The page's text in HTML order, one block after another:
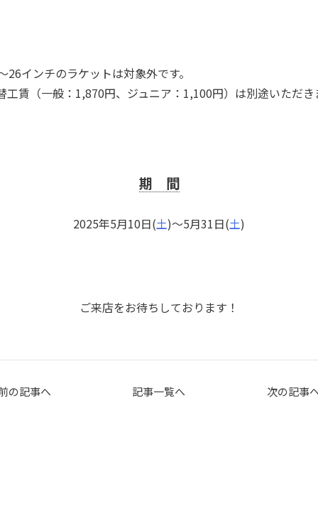
26インチのラケットは対象外です。
工賃（一般：1,870円、ジュニア：1,100円）は別途いただき
期 間
2025年5月10日(土)～5月31日(土)
ご来店をお待ちしております！
の記事へ 記事一覧へ 次の記事